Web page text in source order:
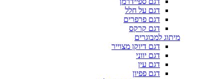
דגם על חלל
דגם פרפרים
דגם קרקס
מיתוג למבוגרים
דגם דיוקן מצוייר
דגם יווני
דגם עין
דגם פפיון